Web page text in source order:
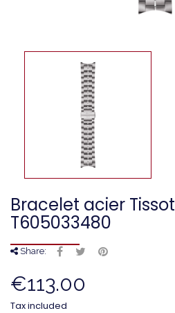
Bracelet acier
T605033480
Share:
€113.00
Tax included